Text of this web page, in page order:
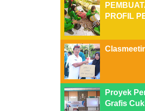
PROFIL
Proyek
Grafis